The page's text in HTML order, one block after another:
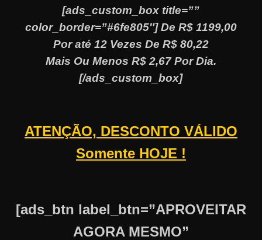
[ads_custom_box title=””
color_border=”#6fe805″] De R$ 1199,00
Por até 12 Vezes De R$ 80,22
Mais Ou Menos R$ 2,67 Por Dia.
[/ads_custom_box]
ATENÇÃO, DESCONTO VÁLIDO
Somente HOJE !
[ads_btn label_btn=”APROVEITAR
AGORA MESMO”